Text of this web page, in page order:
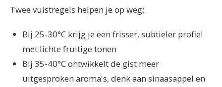
Twee vuistregels helpen je op weg:
Bij 25-30°C krijg je een frisser, subtieler profiel
met lichte fruitige tonen
Bij 35-40°C ontwikkelt de gist meer
uitgesproken aroma's, denk aan sinaasappel en